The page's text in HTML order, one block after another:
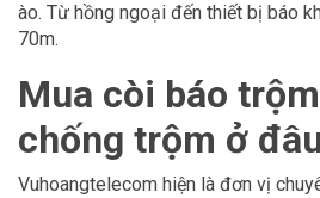
ào. Từ hồng ngoại đến thiết bị báo
70m.
Mua còi báo
chống trộm ở
Vuhoangtelecom hiện là đơn vị